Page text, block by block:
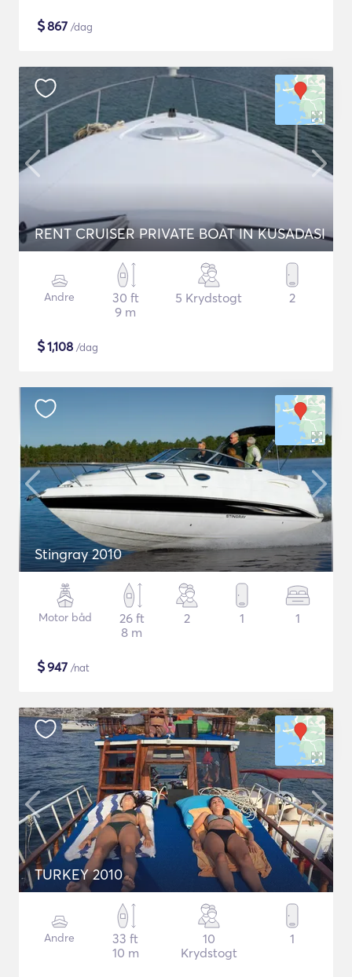
$867 /dag
RENT CRUISER PRIVATE BOAT IN KUSADASI
Andre
30 ft
9 m
5 Krydstogt 2
$1,108 /dag
Stingray 2010
Motor båd
26 ft
8 m
2 1 1
$947 /nat
TURKEY 2010
Andre
33 ft
10 m
10
Krydstogt
1